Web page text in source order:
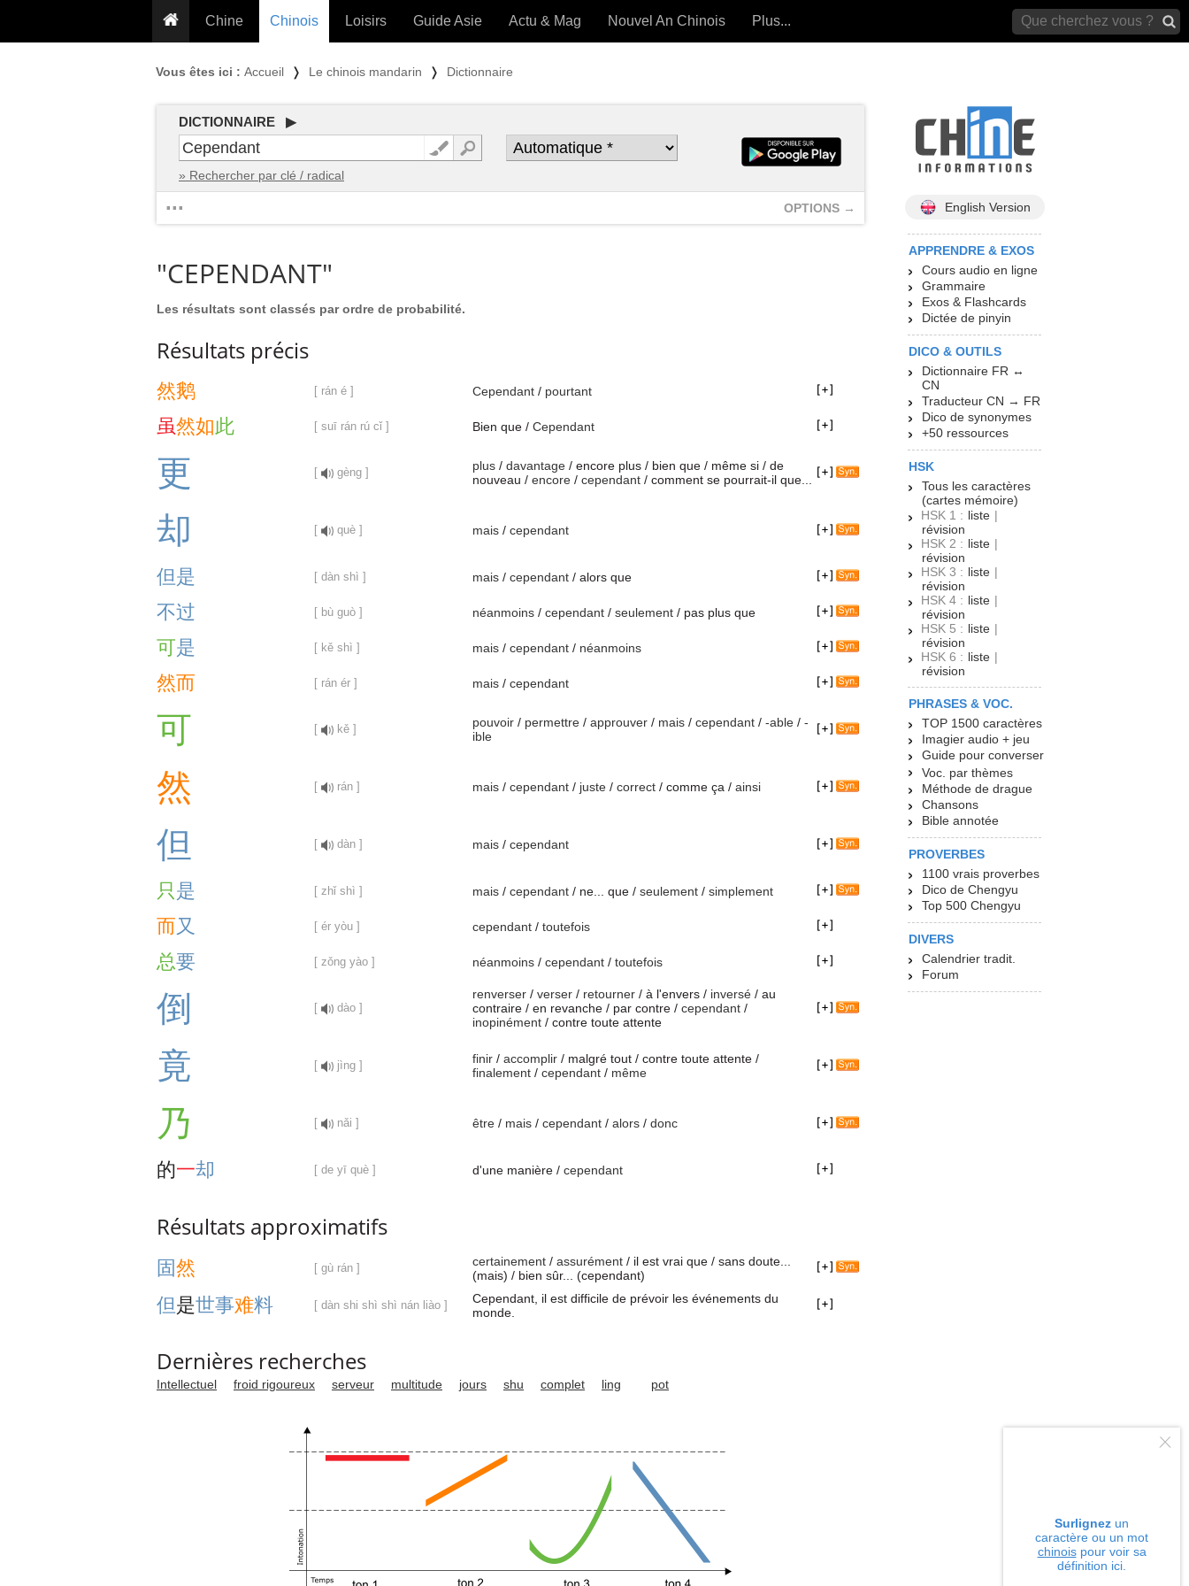
Chine
Conseils voyageurs
Plantes médicinales
Proverbes
Calendrier en ligne
Chinois
Grammaire
Exos & Flashcards
Loisirs
PLUS (24 OUTILS) »
Guide Asie Actu & Mag Nouvel An Chinois Plus...
Vous êtes ici : Accueil ❭ Le chinois mandarin ❭ Dictionnaire
DICTIONNAIRE ▶
» Rechercher par clé / radical
... OPTIONS →
"CEPENDANT"
Les résultats sont classés par ordre de probabilité.
Résultats précis
然鹅 [ rán é ] Cependant / pourtant
虽然如此 [ suī rán rú cǐ ] Bien que / Cependant
更 [ gèng ] plus / davantage / encore plus / bien que / même si / de
nouveau / encore / cependant / comment se pourrait-il que...
却 [ què ] mais / cependant
但是 [ dàn shì ] mais / cependant / alors que
不过 [ bù guò ] néanmoins / cependant / seulement / pas plus que
可是 [ kě shì ] mais / cependant / néanmoins
然而 [ rán ér ] mais / cependant
可 [ kě ] pouvoir / permettre / approuver / mais / cependant / -able / -
ible
然 [ rán ] mais / cependant / juste / correct / comme ça / ainsi
但 [ dàn ] mais / cependant
只是 [ zhǐ shì ] mais / cependant / ne... que / seulement / simplement
而又 [ ér yòu ] cependant / toutefois
总要 [ zǒng yào ] néanmoins / cependant / toutefois
倒 [ dào ]
renverser / verser / retourner / à l'envers / inversé / au
contraire / en revanche / par contre / cependant /
inopinément / contre toute attente
竟 [ jìng ] finir / accomplir / malgré tout / contre toute attente /
finalement / cependant / même
乃 [ nǎi ] être / mais / cependant / alors / donc
的一却 [ de yī què ] d'une manière / cependant
Résultats approximatifs
固然 [ gù rán ] certainement / assurément / il est vrai que / sans doute...
(mais) / bien sûr... (cependant)
但是世事难料 [ dàn shi shì shì nán liào ]
Cependant, il est difficile de prévoir les événements du
monde.
Dernières recherches
Intellectuel froid rigoureux serveur multitude jours shu complet ling pot
English Version
APPRENDRE & EXOS
Cours audio en ligne
Grammaire
Exos & Flashcards
Dictée de pinyin
DICO & OUTILS
Dictionnaire FR ↔
CN
Traducteur CN → FR
Dico de synonymes
+50 ressources
HSK
Tous les caractères
(cartes mémoire)
HSK 1 : liste |
révision
HSK 2 : liste |
révision
HSK 3 : liste |
révision
HSK 4 : liste |
révision
HSK 5 : liste |
révision
HSK 6 : liste |
révision
PHRASES & VOC.
TOP 1500 caractères
Imagier audio + jeu
Guide pour converser
Voc. par thèmes
Méthode de drague
Chansons
Bible annotée
PROVERBES
1100 vrais proverbes
Dico de Chengyu
Top 500 Chengyu
DIVERS
Calendrier tradit.
Forum
Surlignez un
caractère ou un mot
chinoispour voir sa
définition ici.